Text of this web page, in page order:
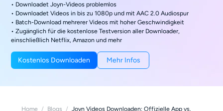
• Downloadet Joyn-Videos problemlos
• Downloadet Videos in bis zu 1080p und mit AAC 2.0 Audiospur
• Batch-Download mehrerer Videos mit hoher Geschwindigkeit
• Zugänglich für die kostenlose Testversion aller Downloader,
einschließlich Netflix, Amazon und mehr
Kostenlos Downloaden Mehr Infos
Home / Blogs / Joyn Videos Downloaden: Offizielle App vs.